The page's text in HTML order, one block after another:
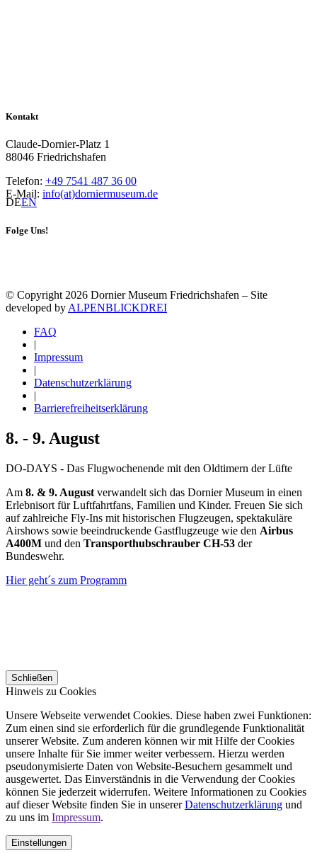
Kontakt
Claude-Dornier-Platz 1
88046 Friedrichshafen
Telefon: +49 7541 487 36 00
E-Mail: info(at)dorniermuseum.de
DEEN
Folge Uns!
© Copyright 2026 Dornier Museum Friedrichshafen – Site
developed by ALPENBLICKDREI
FAQ
|
Impressum
|
Datenschutzerklärung
|
Barrierefreiheitserklärung
8. - 9. August
DO-DAYS - Das Flugwochenende mit den Oldtimern der Lüfte
Am 8. & 9. August verwandelt sich das Dornier Museum in einen
Erlebnisort für Luftfahrtfans, Familien und Kinder. Freuen Sie sich
auf zahlreiche Fly-Ins mit historischen Flugzeugen, spektakuläre
Airshows sowie beeindruckende Gastflugzeuge wie den Airbus
A400M und den Transporthubschrauber CH-53 der
Bundeswehr.
Hier geht´s zum Programm
Schließen
Hinweis zu Cookies
Unsere Webseite verwendet Cookies. Diese haben zwei Funktionen:
Zum einen sind sie erforderlich für die grundlegende Funktionalität
unserer Website. Zum anderen können wir mit Hilfe der Cookies
unsere Inhalte für Sie immer weiter verbessern. Hierzu werden
pseudonymisierte Daten von Website-Besuchern gesammelt und
ausgewertet. Das Einverständnis in die Verwendung der Cookies
können Sie jederzeit widerrufen. Weitere Informationen zu Cookies
auf dieser Website finden Sie in unsererDatenschutzerklärung und
zu uns im Impressum.
Einstellungen